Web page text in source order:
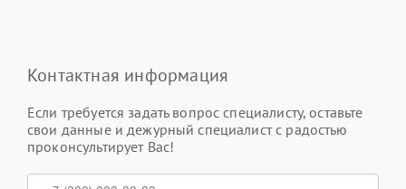
Контактная информация
Если требуется задать вопрос специалисту, оставьте
свои данные и дежурный специалист с радостью
проконсультирует Вас!